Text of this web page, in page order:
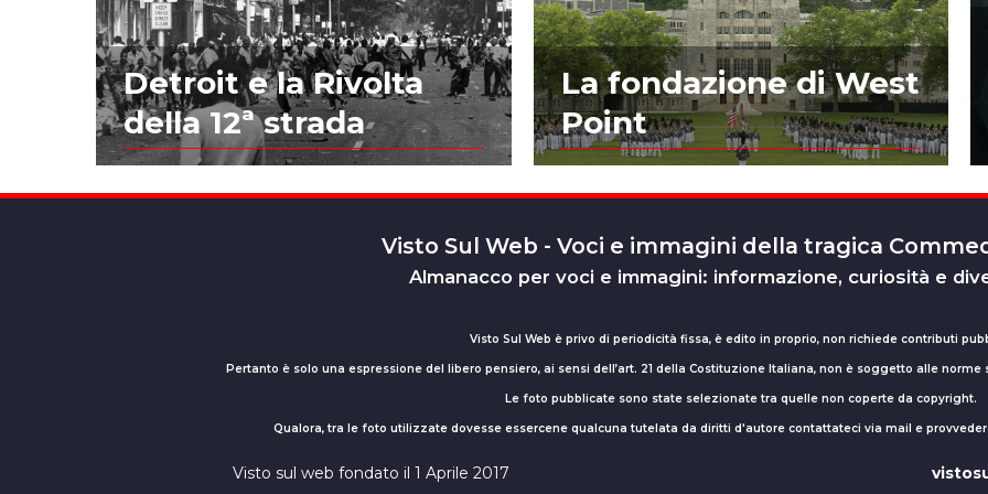
Detroit e la Rivolta
della 12ª strada
La fondazione di West
Point
Visto Sul Web - Voci e immagini della tragica
Almanacco per voci e immagini: informazione, curiosità e
Visto Sul Web è privo di periodicità fissa, è edito in proprio, non richiede contributi
Pertanto è solo una espressione del libero pensiero, ai sensi dell’art. 21 della Costituzione Italiana, non è soggetto alle
Le foto pubblicate sono state selezionate tra quelle non coperte da copyright.
Qualora, tra le foto utilizzate dovesse essercene qualcuna tutelata da diritti d'autore contattateci via mail e
Visto sul web fondato il 1 Aprile 2017